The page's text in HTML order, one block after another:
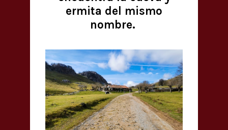
ermita del mismo
nombre.